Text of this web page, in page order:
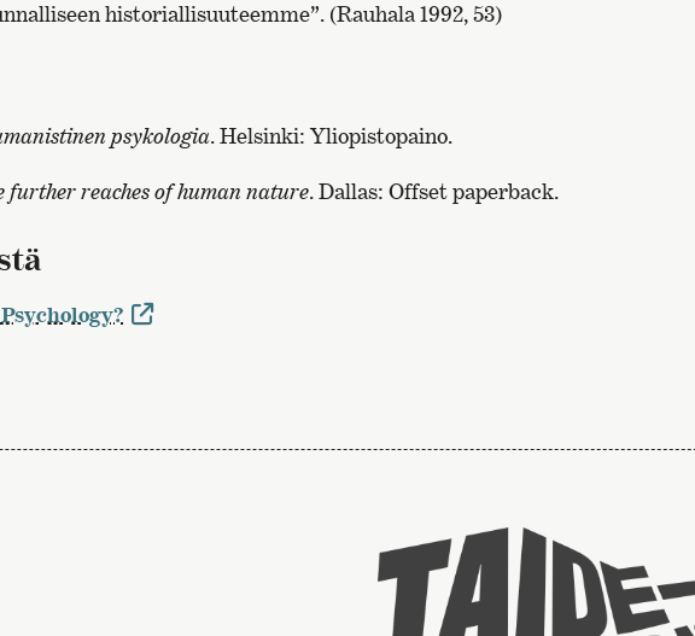
historiallisuuteemme”. (Rauhala 1992, 53)
psykologia. Helsinki: Yliopistopaino.
further reaches of human nature. Dallas: Offset paperback.